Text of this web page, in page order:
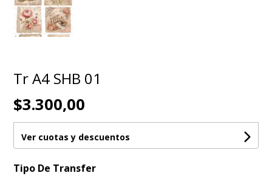
Tr A4 SHB 01
$3.300,00
Ver cuotas y descuentos
Tipo De Transfer